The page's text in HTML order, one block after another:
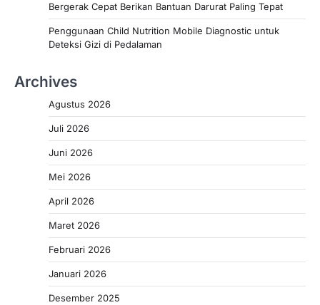
Bergerak Cepat Berikan Bantuan Darurat Paling Tepat
Penggunaan Child Nutrition Mobile Diagnostic untuk
Deteksi Gizi di Pedalaman
Archives
Agustus 2026
Juli 2026
Juni 2026
Mei 2026
April 2026
Maret 2026
Februari 2026
Januari 2026
Desember 2025